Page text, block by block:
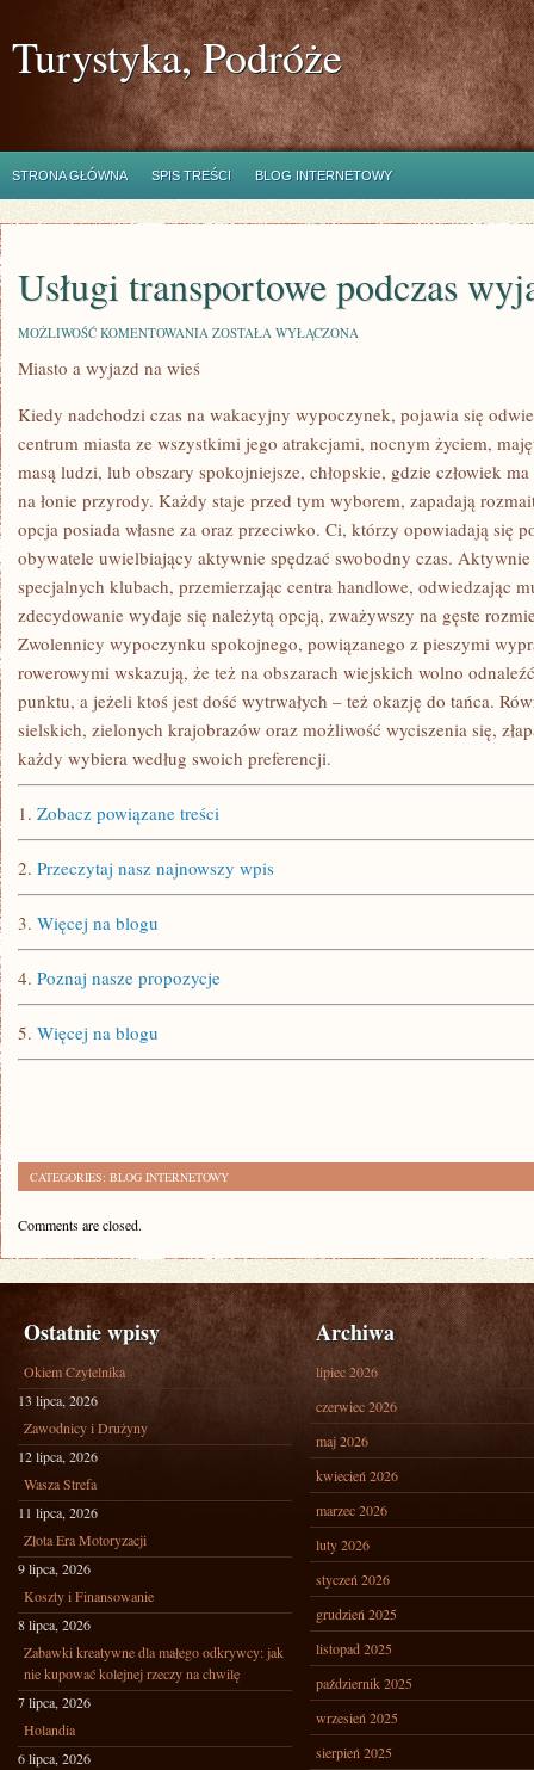
Turystyka, Podróże
STRONA GŁÓWNA SPIS TREŚCI BLOG INTERNETOWY
Usługi transportowe podczas
MOŻLIWOŚĆ KOMENTOWANIA USŁUGI
ZOSTAŁA WYŁĄCZONA
Miasto a wyjazd na wieś
Kiedy nadchodzi czas na wakacyjny wypoczynek, pojawia się
centrum miasta ze wszystkimi jego atrakcjami, nocnym życiem,
masą ludzi, lub obszary spokojniejsze, chłopskie, gdzie człowiek
na łonie przyrody. Każdy staje przed tym wyborem, zapadają
opcja posiada własne za oraz przeciwko. Ci, którzy opowiadają się
obywatele uwielbiający aktywnie spędzać swobodny czas.
specjalnych klubach, przemierzając centra handlowe, odwiedzając
zdecydowanie wydaje się należytą opcją, zważywszy na gęste
Zwolennicy wypoczynku spokojnego, powiązanego z pieszymi
rowerowymi wskazują, że też na obszarach wiejskich wolno
punktu, a jeżeli ktoś jest dość wytrwałych – też okazję do tańca.
sielskich, zielonych krajobrazów oraz możliwość wyciszenia się,
każdy wybiera według swoich preferencji.
1. Zobacz powiązane treści
2. Przeczytaj nasz najnowszy wpis
3. Więcej na blogu
4. Poznaj nasze propozycje
5. Więcej na blogu
CATEGORIES: BLOG INTERNETOWY
Comments are closed.
Ostatnie wpisy
Okiem Czytelnika
13 lipca, 2026
Zawodnicy i Drużyny
12 lipca, 2026
Wasza Strefa
11 lipca, 2026
Złota Era Motoryzacji
9 lipca, 2026
Koszty i Finansowanie
8 lipca, 2026
Zabawki kreatywne dla małego odkrywcy: jak
nie kupować kolejnej rzeczy na chwilę
7 lipca, 2026
Holandia
6 lipca, 2026
Archiwa
lipiec 2026
czerwiec 2026
maj 2026
kwiecień 2026
marzec 2026
luty 2026
styczeń 2026
grudzień 2025
listopad 2025
październik 2025
wrzesień 2025
sierpień 2025